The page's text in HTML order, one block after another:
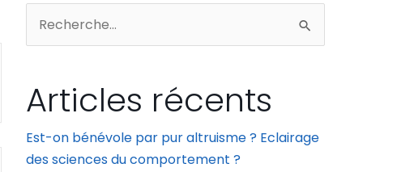
Rechercher :
Articles récents
Est-on bénévole par pur altruisme ? Eclairage
des sciences du comportement ?